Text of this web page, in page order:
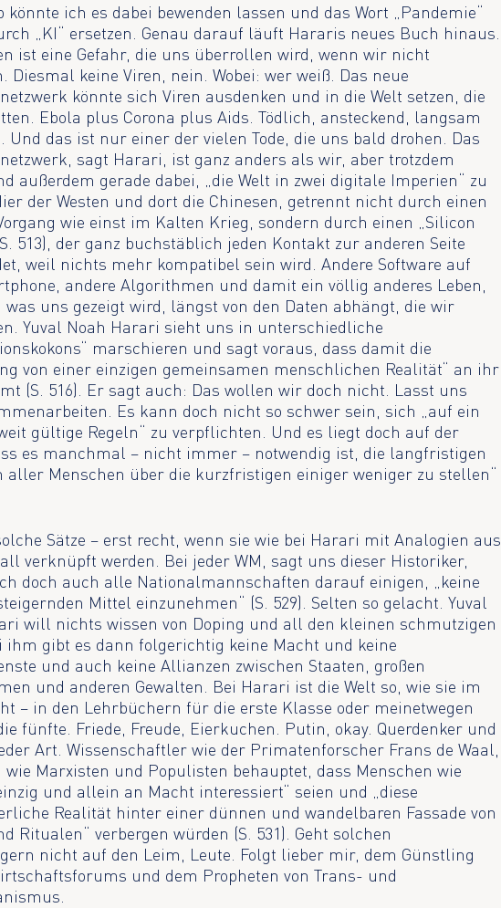
könnte ich es dabei bewenden lassen und das Wort „Pandemie“
„KI“ ersetzen. Genau darauf läuft Hararis neues Buch hinaus.
ist eine Gefahr, die uns überrollen wird, wenn wir nicht
Diesmal keine Viren, nein. Wobei: wer weiß. Das neue
könnte sich Viren ausdenken und in die Welt setzen, die
Ebola plus Corona plus Aids. Tödlich, ansteckend, langsam
Und das ist nur einer der vielen Tode, die uns bald drohen. Das
sagt Harari, ist ganz anders als wir, aber trotzdem
außerdem gerade dabei, „die Welt in zwei digitale Imperien“ zu
der Westen und dort die Chinesen, getrennt nicht durch einen
wie einst im Kalten Krieg, sondern durch einen „Silicon
513), der ganz buchstäblich jeden Kontakt zur anderen Seite
weil nichts mehr kompatibel sein wird. Andere Software auf
andere Algorithmen und damit ein völlig anderes Leben,
uns gezeigt wird, längst von den Daten abhängt, die wir
Yuval Noah Harari sieht uns in unterschiedliche
marschieren und sagt voraus, dass damit die
von einer einzigen gemeinsamen menschlichen Realität“ an ihr
(S. 516). Er sagt auch: Das wollen wir doch nicht. Lasst uns
Es kann doch nicht so schwer sein, sich „auf ein
gültige Regeln“ zu verpflichten. Und es liegt doch auf der
es manchmal – nicht immer – notwendig ist, die langfristigen
aller Menschen über die kurzfristigen einiger weniger zu stellen“
Sätze – erst recht, wenn sie wie bei Harari mit Analogien aus
verknüpft werden. Bei jeder WM, sagt uns dieser Historiker,
doch auch alle Nationalmannschaften darauf einigen, „keine
Mittel einzunehmen“ (S. 529). Selten so gelacht. Yuval
will nichts wissen von Doping und all den kleinen schmutzigen
ihm gibt es dann folgerichtig keine Macht und keine
und auch keine Allianzen zwischen Staaten, großen
und anderen Gewalten. Bei Harari ist die Welt so, wie sie im
– in den Lehrbüchern für die erste Klasse oder meinetwegen
fünfte. Friede, Freude, Eierkuchen. Putin, okay. Querdenker und
Art. Wissenschaftler wie der Primatenforscher Frans de Waal,
wie Marxisten und Populisten behauptet, dass Menschen wie
und allein an Macht interessiert“ seien und „diese
Realität hinter einer dünnen und wandelbaren Fassade von
Ritualen“ verbergen würden (S. 531). Geht solchen
nicht auf den Leim, Leute. Folgt lieber mir, dem Günstling
und dem Propheten von Trans- und